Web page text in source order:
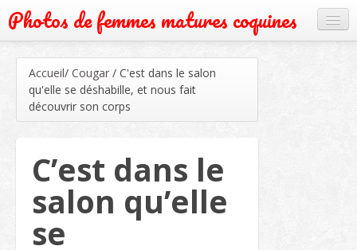
Photos de femmes matures coquines
Grand mère
Mature
Rencontre
Webcam
Accueil/ Cougar / C'est dans le salon
qu'elle se déshabille, et nous fait
découvrir son corps
C’est dans le
salon qu’elle
se